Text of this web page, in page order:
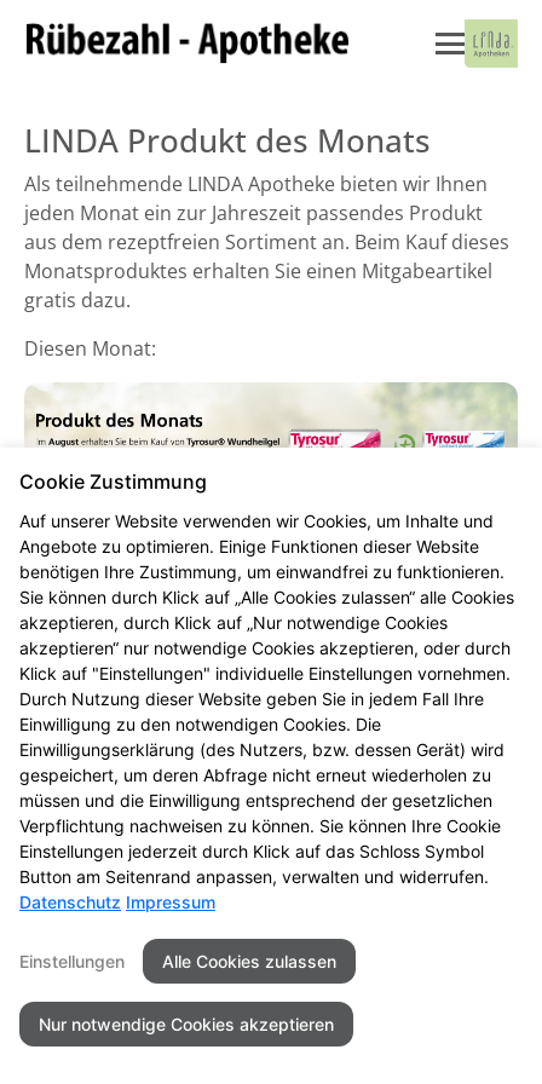
LINDA Produkt des Monats
Als teilnehmende LINDA Apotheke bieten wir Ihnen
jeden Monat ein zur Jahreszeit passendes Produkt
aus dem rezeptfreien Sortiment an. Beim Kauf dieses
Monatsproduktes erhalten Sie einen Mitgabeartikel
gratis dazu.
Diesen Monat:
Mehr Produktinformationen
Seitenübersicht Kontakt
Impressum
Datenschutz
Barrierefreiheit
© 2026 Rübezahl Apotheke
Cookie Zustimmung
Auf unserer Website verwenden wir Cookies, um Inhalte und
Angebote zu optimieren. Einige Funktionen dieser Website
benötigen Ihre Zustimmung, um einwandfrei zu funktionieren.
Sie können durch Klick auf „Alle Cookies zulassen“ alle Cookies
akzeptieren, durch Klick auf „Nur notwendige Cookies
akzeptieren“ nur notwendige Cookies akzeptieren, oder durch
Klick auf "Einstellungen" individuelle Einstellungen vornehmen.
Durch Nutzung dieser Website geben Sie in jedem Fall Ihre
Einwilligung zu den notwendigen Cookies. Die
Einwilligungserklärung (des Nutzers, bzw. dessen Gerät) wird
gespeichert, um deren Abfrage nicht erneut wiederholen zu
müssen und die Einwilligung entsprechend der gesetzlichen
Verpflichtung nachweisen zu können. Sie können Ihre Cookie
Einstellungen jederzeit durch Klick auf das Schloss Symbol
Button am Seitenrand anpassen, verwalten und widerrufen.
Datenschutz Impressum
Einstellungen Alle Cookies zulassen
Nur notwendige Cookies akzeptieren